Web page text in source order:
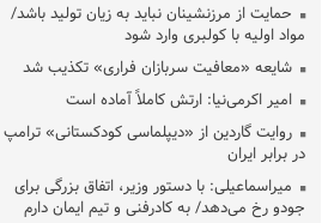
حمایت از مرزنشینان نباید به زیان تولید باشد/
مواد اولیه با کولبری وارد شود
شایعه «معافیت سربازان فراری» تکذیب شد
امیر اکرمی‌نیا: ارتش کاملاً آماده است
روایت گاردین از «دیپلماسی کودکستانی» ترامپ
در برابر ایران
میراسماعیلی: با دستور وزیر، اتفاق بزرگی برای
جودو رخ می‌دهد/ به کادرفنی و تیم ایمان دارم